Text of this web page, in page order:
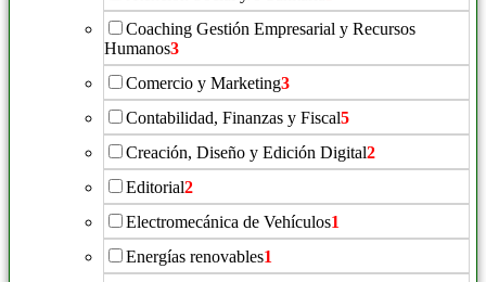
Coaching Gestión Empresarial y Recursos
Humanos3
Comercio y Marketing3
Contabilidad, Finanzas y Fiscal5
Creación, Diseño y Edición Digital2
Editorial2
Electromecánica de Vehículos1
Energías renovables1